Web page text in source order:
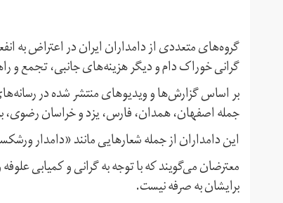
گروه‌های متعددی از دامداران ایران در اعتراض به
گرانی خوراک دام و دیگر هزینه‌های جانبی، تجمع و
بر اساس گزارش‌ها و ویدیوهای منتشر شده در
جمله اصفهان، همدان، فارس، یزد و خراسان رضوی،
این دامداران از جمله شعارهایی مانند «دامدار
معترضان می‌گویند که با توجه به گرانی و کمیابی
برایشان به صرفه نیست.